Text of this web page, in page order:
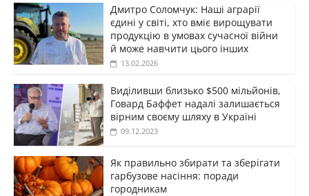
Дмитро Соломчук: Наші аграрії
єдині у світі, хто вміє вирощувати
продукцію в умовах сучасної війни
й може навчити цього інших
13.02.2026
Виділивши близько $500 мільйонів,
Говард Баффет надалі залишається
вірним своєму шляху в Україні
09.12.2023
Як правильно збирати та зберігати
гарбузове насіння: поради
городникам